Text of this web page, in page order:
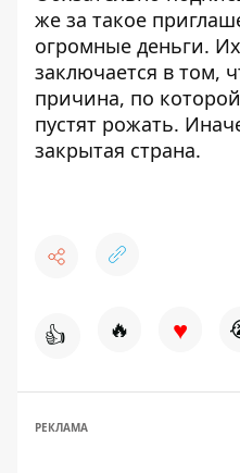
же за такое
огромные деньги.
заключается в том,
причина, по
пустят рожать.
закрытая страна.
👍 🔥 ♥
РЕКЛАМА